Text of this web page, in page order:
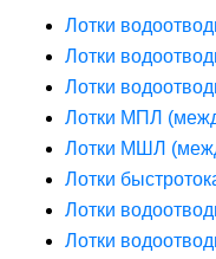
Лотки
Лотки
Лотки
Лотки МПЛ
Лотки МШЛ
Лотки
Лотки
Лотки